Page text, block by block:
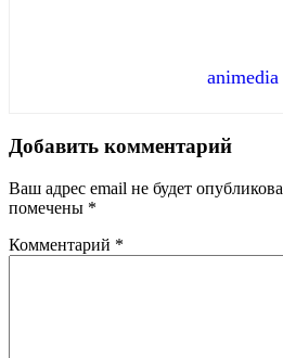
animedia
Добавить комментарий
Ваш адрес email не будет
помечены *
Комментарий *